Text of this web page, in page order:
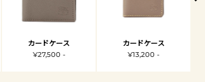
カードケース
¥27,500 -
カードケース
¥13,200 -